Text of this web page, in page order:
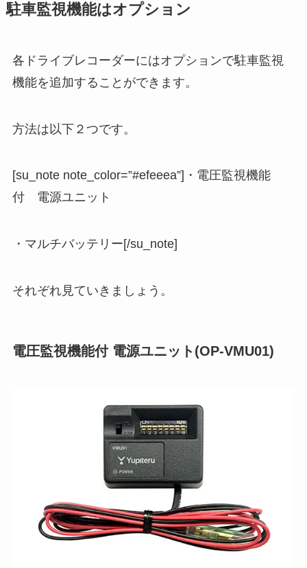
駐車監視機能はオプション
各ドライブレコーダーにはオプションで駐車監視
機能を追加することができます。
方法は以下２つです。
[su_note note_color=”#efeeea”]・電圧監視機能
付 電源ユニット
・マルチバッテリー[/su_note]
それぞれ見ていきましょう。
電圧監視機能付 電源ユニット(OP-VMU01)